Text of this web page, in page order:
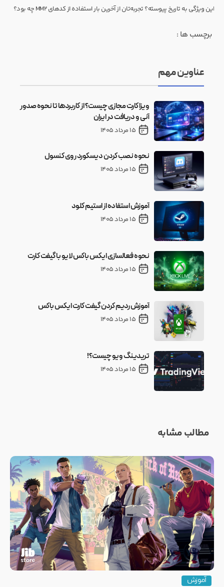
این ویژگی به تاریخ پیوسته؟ تجربه‌تان از آخرین بار استفاده از کدهای MM2 چه بود؟
برچسب ها :
عناوین مهم
ویزا کارت مجازی چیست؟ از کاربردها تا نحوه صدور
آنی و دریافت در ایران
15 مرداد 1405
نحوه نصب کردن دیسکورد روی کنسول
15 مرداد 1405
آموزش استفاده از استیم کلود
15 مرداد 1405
نحوه فعالسازی ایکس باکس لایو با گیفت کارت
15 مرداد 1405
آموزش ردیم کردن گیفت کارت ایکس باکس
15 مرداد 1405
تریدینگ ویو چیست؟!
15 مرداد 1405
مطالب مشابه
آموزش